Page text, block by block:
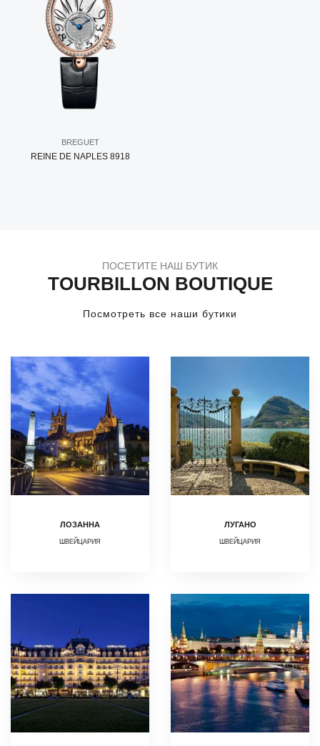
BREGUET
REINE DE NAPLES 8918
ПОСЕТИТЕ НАШ БУТИК
TOURBILLON BOUTIQUE
Посмотреть все наши бутики
ЛОЗАННА
ШВЕЙЦАРИЯ
ЛУГАНО
ШВЕЙЦАРИЯ